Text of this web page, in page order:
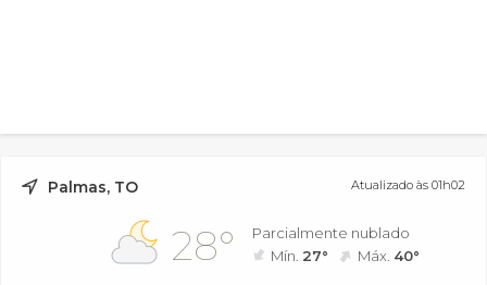
Palmas, TO Atualizado às 01h02
28°
Parcialmente nublado
Mín. 27° Máx. 40°